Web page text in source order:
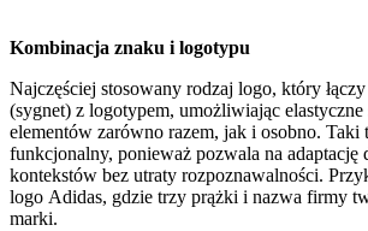
Kombinacja znaku i logotypu
Najczęściej stosowany rodzaj logo, który
(sygnet) z logotypem, umożliwiając elastyczne
elementów zarówno razem, jak i osobno. Taki
funkcjonalny, ponieważ pozwala na adaptację
kontekstów bez utraty rozpoznawalności.
logo Adidas, gdzie trzy prążki i nazwa firmy
marki.